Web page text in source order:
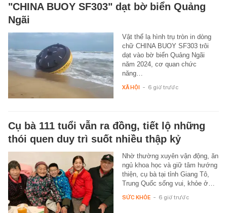
"CHINA BUOY SF303" dạt bờ biển Quảng
Ngãi
Vật thể lạ hình trụ tròn in dòng
chữ CHINA BUOY SF303 trôi
dạt vào bờ biển Quảng Ngãi
năm 2024, cơ quan chức
năng…
XÃ HỘI - 6 giờ trước
Cụ bà 111 tuổi vẫn ra đồng, tiết lộ những
thói quen duy trì suốt nhiều thập kỷ
Nhờ thường xuyên vận động, ăn
ngủ khoa học và giữ tâm hướng
thiện, cụ bà tại tỉnh Giang Tô,
Trung Quốc sống vui, khỏe ở…
SỨC KHỎE - 6 giờ trước